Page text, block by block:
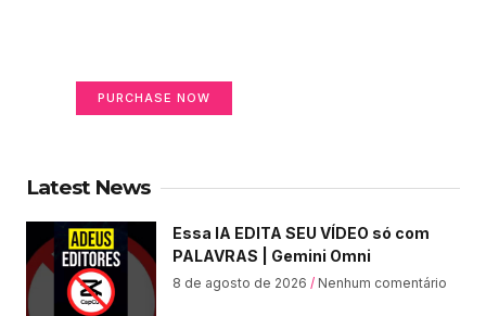
PURCHASE NOW
Latest News
Essa IA EDITA SEU VÍDEO só com
PALAVRAS | Gemini Omni
8 de agosto de 2026 Nenhum comentário